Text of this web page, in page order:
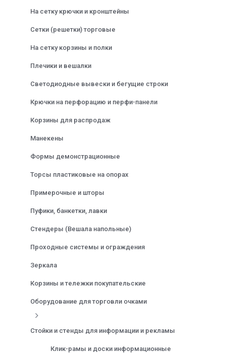
На сетку крючки и кронштейны
Сетки (решетки) торговые
На сетку корзины и полки
Плечики и вешалки
Светодиодные вывески и бегущие строки
Крючки на перфорацию и перфи-панели
Корзины для распродаж
Манекены
Формы демонстрационные
Торсы пластиковые на опорах
Примерочные и шторы
Пуфики, банкетки, лавки
Стендеры (Вешала напольные)
Проходные системы и ограждения
Зеркала
Корзины и тележки покупательские
Оборудование для торговли очками
Стойки и стенды для информации и рекламы
Клик-рамы и доски информационные